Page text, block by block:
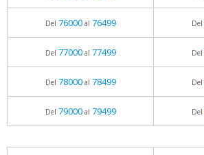
Del 76000al 76499 Del
Del 77000al 77499 Del
Del 78000al 78499 Del
Del 79000al 79499 Del